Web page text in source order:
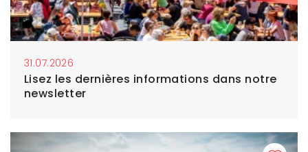
31.07.2026
Lisez les dernières informations dans notre
newsletter